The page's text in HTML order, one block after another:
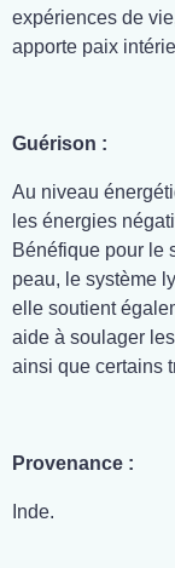
expériences de
apporte paix
Guérison :
Au niveau
les énergies
Bénéfique pour le
peau, le système
elle soutient
aide à soulager
ainsi que certains
Provenance :
Inde.